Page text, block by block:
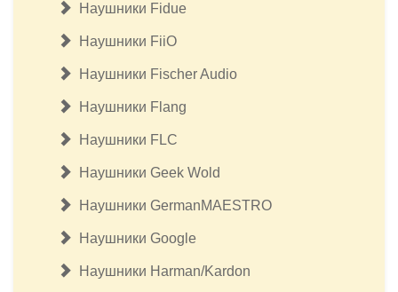
Наушники Fidue
Наушники FiiO
Наушники Fischer Audio
Наушники Flang
Наушники FLC
Наушники Geek Wold
Наушники GermanMAESTRO
Наушники Google
Наушники Harman/Kardon